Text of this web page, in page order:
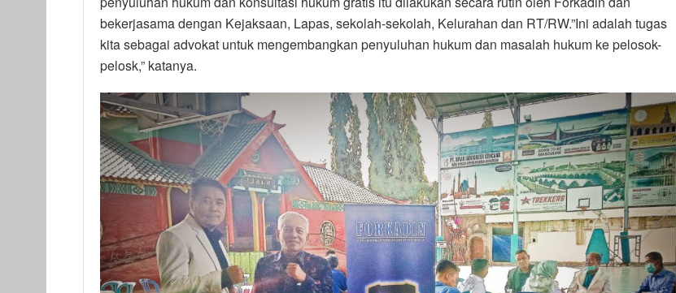
bekerjasama dengan Kejaksaan, Lapas, sekolah-sekolah, Kelurahan dan RT/RW.”Ini adalah tugas
kita sebagai advokat untuk mengembangkan penyuluhan hukum dan masalah hukum ke pelosok-
pelosk,” katanya.